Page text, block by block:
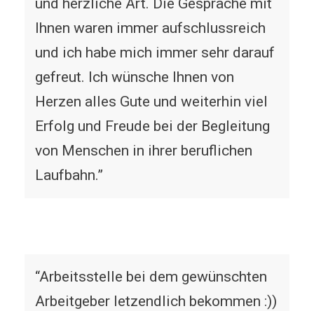
und herzliche Art. Die Gespräche mit
Ihnen waren immer aufschlussreich
und ich habe mich immer sehr darauf
gefreut. Ich wünsche Ihnen von
Herzen alles Gute und weiterhin viel
Erfolg und Freude bei der Begleitung
von Menschen in ihrer beruflichen
Laufbahn.”
“Arbeitsstelle bei dem gewünschten
Arbeitgeber letzendlich bekommen :))